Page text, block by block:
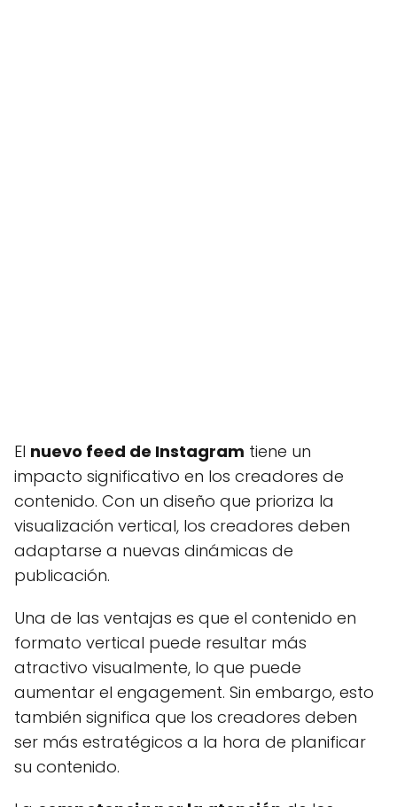
El nuevo feed de Instagram tiene un
impacto significativo en los creadores de
contenido. Con un diseño que prioriza la
visualización vertical, los creadores deben
adaptarse a nuevas dinámicas de
publicación.
Una de las ventajas es que el contenido en
formato vertical puede resultar más
atractivo visualmente, lo que puede
aumentar el engagement. Sin embargo, esto
también significa que los creadores deben
ser más estratégicos a la hora de planificar
su contenido.